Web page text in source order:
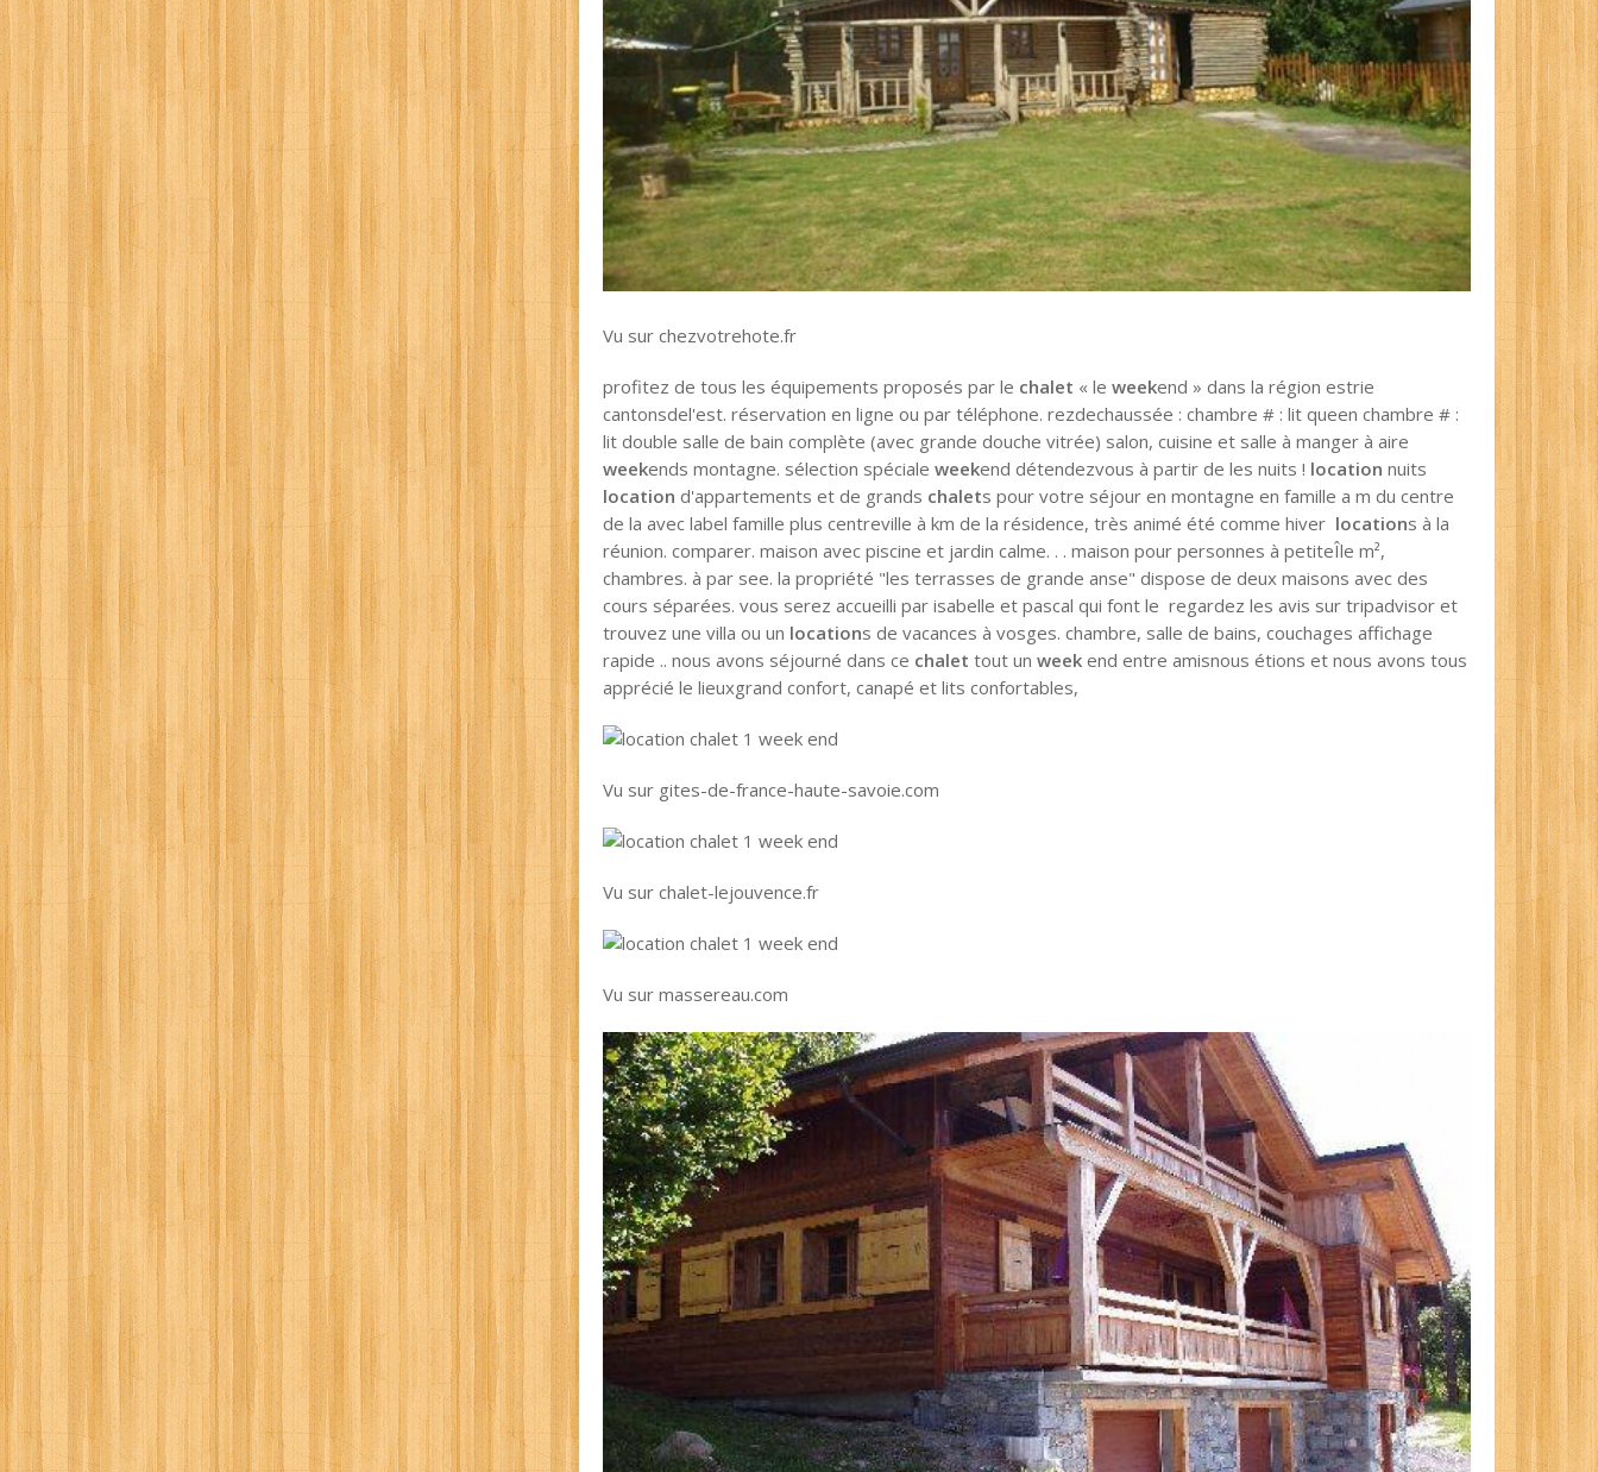
Vu sur chezvotrehote.fr
profitez de tous les équipements proposés par le chalet « leweekend » dans la région estrie
cantonsdel'est. réservation en ligne ou par téléphone. rezdechaussée : chambre # : lit queen chambre # :
lit double salle de bain complète (avec grande douche vitrée) salon, cuisine et salle à manger à aire
weekends montagne. sélection spécialeweekend détendezvous à partir de les nuits ! location nuits
location d'appartements et de grands chalets pour votre séjour en montagne en famille a m du centre
de la avec label famille plus centreville à km de la résidence, très animé été comme hiver locations à la
réunion. comparer. maison avec piscine et jardin calme. . . maison pour personnes à petiteÎle m²,
chambres. à par see. la propriété "les terrasses de grande anse" dispose de deux maisons avec des
cours séparées. vous serez accueilli par isabelle et pascal qui font le regardez les avis sur tripadvisor et
trouvez une villa ou un locations de vacances à vosges. chambre, salle de bains, couchages affichage
rapide .. nous avons séjourné dans ce chalet tout unweek end entre amisnous étions et nous avons tous
apprécié le lieuxgrand confort, canapé et lits confortables,
Vu sur gites-de-france-haute-savoie.com
Vu sur chalet-lejouvence.fr
Vu sur massereau.com